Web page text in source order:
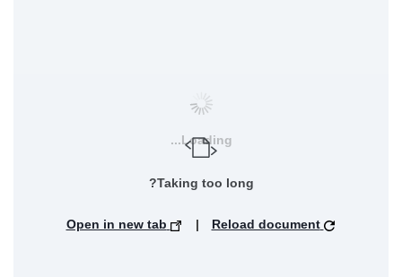
Loading...
Taking too long?
Reload document
|